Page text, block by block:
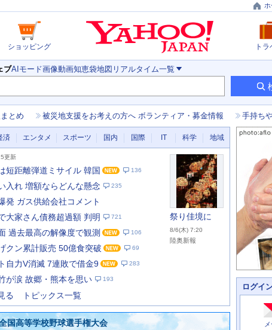
ト
ショッピング
ブAIモード画像動画知恵袋地図 リアルタイム一覧
とめ 被災地支援をお考えの方へ ボランティア・募金情報 手持ち
済 エンタメ スポーツ 国内 国際 IT 科学 地域
更新
短距離弾道ミサイル 韓国 136
入れ 増額ならどんな懸念 235
発 ガス供給会社コメント
大家さん債務超過額 判明
721
過去最高の解像度で観測 106
クン累計販売 50億食突破 69
自力V消滅 7連敗で借金9 283
が涙 故郷・熊本を思い 193
祭り佳境に
8/6(木) 7:20
陸奥新報
る トピックス一覧
国高等学校野球選手権大会
個
人
ログイ
あ
た
の
ス